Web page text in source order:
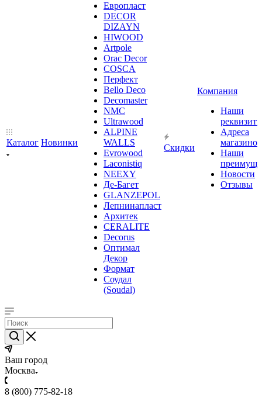
Каталог Новинки
Европласт
DECOR
DIZAYN
HIWOOD
Artpole
Orac Decor
COSCA
Перфект
Bello Deco
Decomaster
NMС
Ultrawood
ALPINE
WALLS
Evrowood
Laconistiq
NEEXY
Де-Багет
GLANZEPOL
Лепнинапласт
Архитек
CERALITE
Decorus
Оптимал
Декор
Формат
Соудал
(Soudal)
Скидки
Компания
Наши
Адреса
магазинов
Наши
Новости
Отзывы
Ваш город
Москва
8 (800) 775-82-18